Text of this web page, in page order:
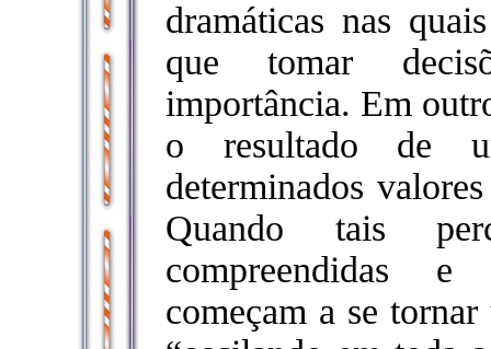
dramáticas nas
que tomar
importância. Em
o resultado de
determinados
Quando tais
compreendidas
começam a se